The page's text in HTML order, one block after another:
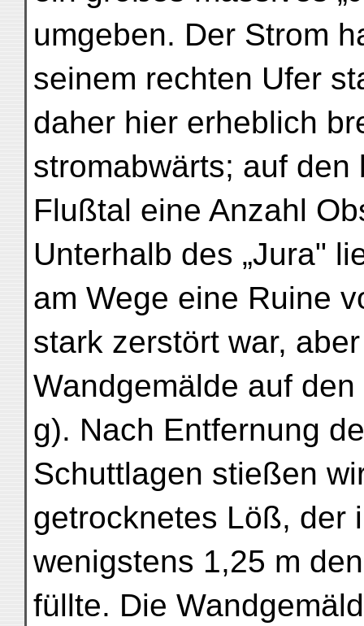
umgeben. Der Strom
seinem rechten Ufer
daher hier erheblich
stromabwärts; auf
Flußtal eine Anzahl
Unterhalb des „Jura"
am Wege eine Ruine
stark zerstört war,
Wandgemälde auf
g). Nach Entfernung
Schuttlagen stießen
getrocknetes Löß, der
wenigstens 1,25 m
füllte. Die